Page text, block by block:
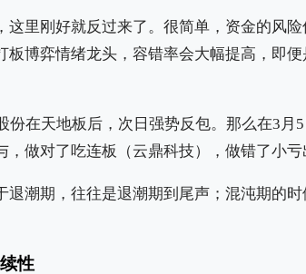
这里刚好就反过来了。很简单，资金的风
板博弈情绪龙头，容错率会大幅提高，即
份在天地板后，次日强势反包。那么在3月
做对了吃连板（云鼎科技），做错了小亏
退潮期，往往是退潮期到尾声；混沌期的
性